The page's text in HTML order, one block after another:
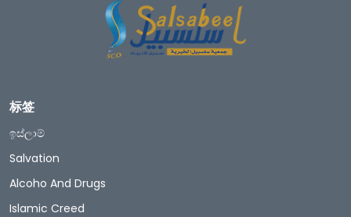
标签
ඉස්ලාම්
Salvation
Alcoho And Drugs
Islamic Creed